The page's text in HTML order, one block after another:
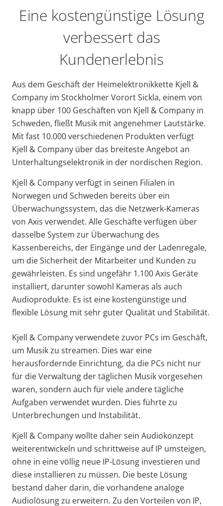
Eine kostengünstige Lösung
verbessert das
Kundenerlebnis
Aus dem Geschäft der Heimelektronikkette Kjell &
Company im Stockholmer Vorort Sickla, einem von
knapp über 100 Geschäften von Kjell & Company in
Schweden, fließt Musik mit angenehmer Lautstärke.
Mit fast 10.000 verschiedenen Produkten verfügt
Kjell & Company über das breiteste Angebot an
Unterhaltungselektronik in der nordischen Region.
Kjell & Company verfügt in seinen Filialen in
Norwegen und Schweden bereits über ein
Überwachungssystem, das die Netzwerk-Kameras
von Axis verwendet. Alle Geschäfte verfügen über
dasselbe System zur Überwachung des
Kassenbereichs, der Eingänge und der Ladenregale,
um die Sicherheit der Mitarbeiter und Kunden zu
gewährleisten. Es sind ungefähr 1.100 Axis Geräte
installiert, darunter sowohl Kameras als auch
Audioprodukte. Es ist eine kostengünstige und
flexible Lösung mit sehr guter Qualität und Stabilität.
Kjell & Company verwendete zuvor PCs im Geschäft,
um Musik zu streamen. Dies war eine
herausfordernde Einrichtung, da die PCs nicht nur
für die Verwaltung der täglichen Musik vorgesehen
waren, sondern auch für viele andere tägliche
Aufgaben verwendet wurden. Dies führte zu
Unterbrechungen und Instabilität.
Kjell & Company wollte daher sein Audiokonzept
weiterentwickeln und schrittweise auf IP umsteigen,
ohne in eine völlig neue IP-Lösung investieren und
diese installieren zu müssen. Die beste Lösung
bestand daher darin, die vorhandene analoge
Audiolösung zu erweitern. Zu den Vorteilen von IP,